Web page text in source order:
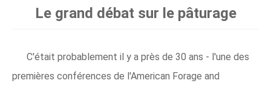
Le grand débat sur le pâturage
C'était probablement il y a près de 30 ans - l'une des
premières conférences de l'American Forage and